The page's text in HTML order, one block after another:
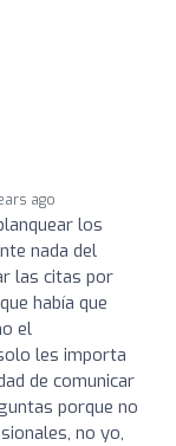
ago
los
nada del
las citas por
había que
el
les importa
de comunicar
porque no
no yo,